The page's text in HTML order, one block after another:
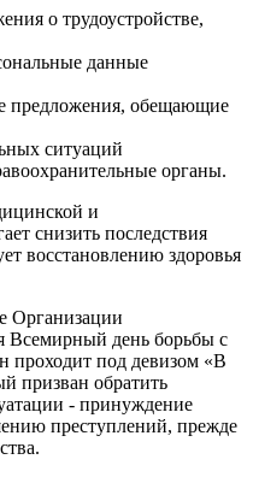
о трудоустройстве,
данные
предложения, обещающие
ситуаций
органы.
и
снизить последствия
восстановлению здоровья
Организации
Всемирный день борьбы с
проходит под девизом «В
призван обратить
- принуждение
преступлений, прежде